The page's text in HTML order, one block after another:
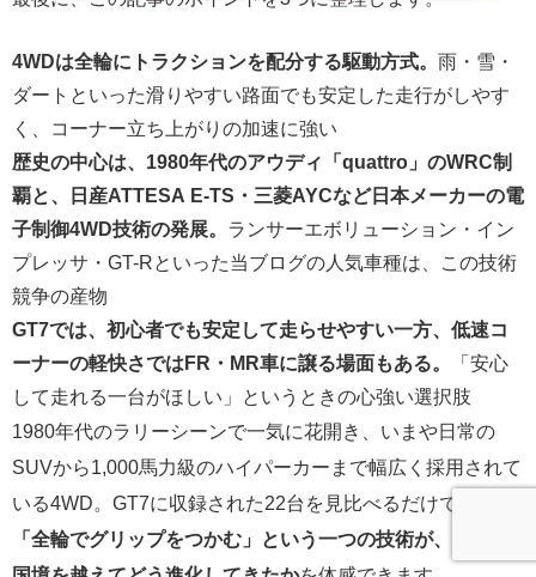
4WDは全輪にトラクションを配分する駆動方式。 雨・雪・
ダートといった滑りやすい路面でも安定した走行がしやす
く、コーナー立ち上がりの加速に強い
歴史の中心は、1980年代のアウディ「quattro」のWRC制
覇と、日産ATTESA E-TS・三菱AYCなど日本メーカーの電
子制御4WD技術の発展。 ランサーエボリューション・イン
プレッサ・GT-Rといった当ブログの人気車種は、この技術
競争の産物
GT7では、初心者でも安定して走らせやすい一方、低速コ
ーナーの軽快さではFR・MR車に譲る場面もある。
「安心
して走れる一台がほしい」というときの心強い選択肢
1980年代のラリーシーンで一気に花開き、いまや日常の
SUVから1,000馬力級のハイパーカーまで幅広く採用されて
いる4WD。GT7に収録された22台を見比べるだけでも、
「全輪でグリップをつかむ」という一つの技術が、時代と